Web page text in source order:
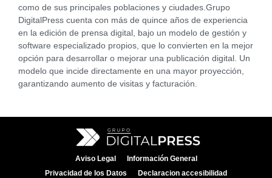
como de sus principales poblaciones y ciudades.Grupo
DigitalPress cuenta con más de quince años de experiencia
en la edición de prensa digital, bajo un modelo de gestión y
software especializado propios, que lo convierten en la mejor
opción para desarrollar o mejorar una publicación digital. Un
modelo que incide directamente en una mayor proyección,
garantizando aumento de visitas y facturación.
Aviso Legal
Información General
Privacidad de los Datos
Declaracion accesibilidad